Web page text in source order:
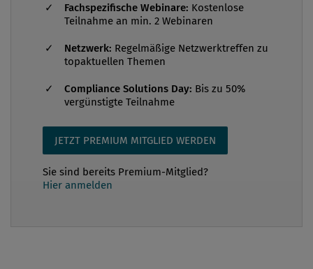
(siehe etwa Henry Mintzberg‘s Blog: „If You Can’t
Measure It, You’d Better Manage It“), andere folgen
lieber Peter Drucker und sagen: „Was du nicht
messen kannst, kannst du nicht lenken.“ Und weil
Fachspezifische Webinare: Kostenlose
Teilnahme an min. 2 Webinaren
Netzwerk: Regelmäßige Netzwerktreffen zu
topaktuellen Themen
Compliance Solutions Day: Bis zu 50%
vergünstigte Teilnahme
JETZT PREMIUM MITGLIED WERDEN
Sie sind bereits Premium-Mitglied?
Hier anmelden